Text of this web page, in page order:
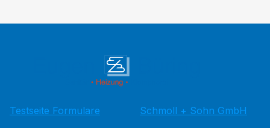
Testseite Formulare
Schmoll + Sohn GmbH